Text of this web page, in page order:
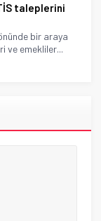
taleplerini
bir araya
ve emekliler...